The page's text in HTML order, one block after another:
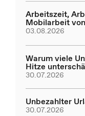
Arbeitszeit,
Mobilarbeit
03.08.2026
Warum viele
Hitze
30.07.2026
Unbezahlter
30.07.2026